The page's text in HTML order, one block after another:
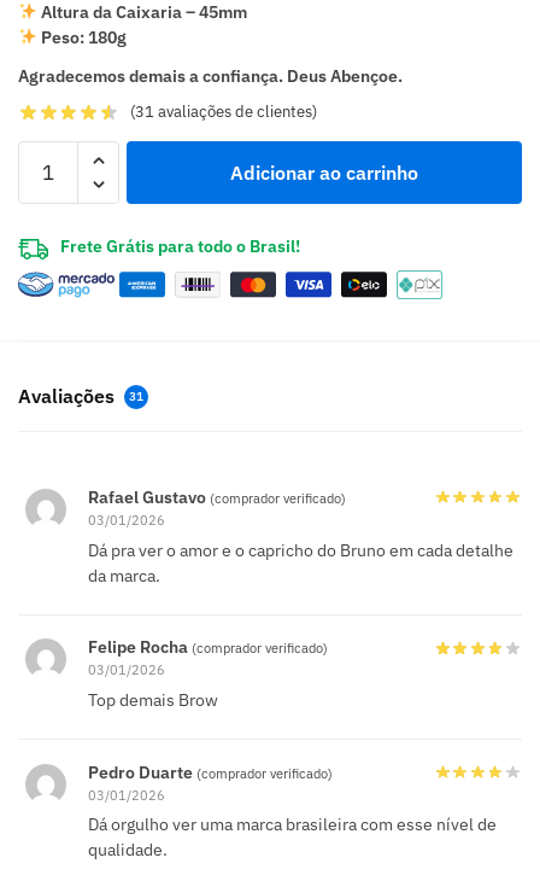
Altura da Caixaria – 45mm
Peso: 180g
Agradecemos demais a confiança. Deus Abençoe.
(31 avaliações de clientes)
Adicionar ao carrinho
Frete Grátis para todo o Brasil!
Avaliações 31
Rafael Gustavo (comprador verificado)
03/01/2026
Dá pra ver o amor e o capricho do Bruno em cada detalhe
da marca.
Felipe Rocha (comprador verificado)
03/01/2026
Top demais Brow
Pedro Duarte (comprador verificado)
03/01/2026
Dá orgulho ver uma marca brasileira com esse nível de
qualidade.